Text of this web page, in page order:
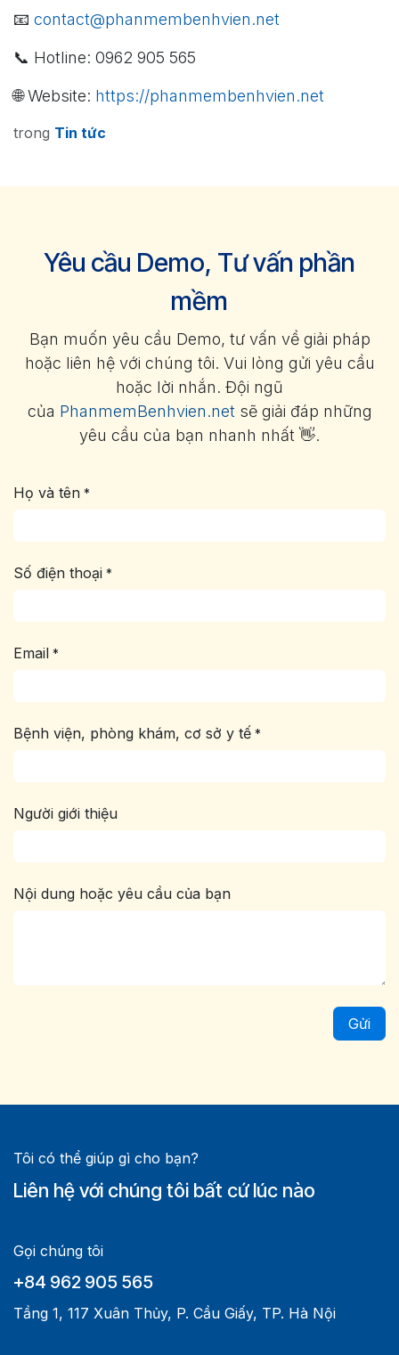
📧 contact@phanmembenhvien.net
📞 Hotline: 0962 905 565
🌐 Website: https://phanmembenhvien.net
trong Tin tức
Yêu cầu Demo, Tư vấn phần
mềm
Bạn muốn yêu cầu Demo, tư vấn về giải pháp
hoặc liên hệ với chúng tôi. Vui lòng gửi yêu cầu
hoặc lời nhắn. Đội ngũ
của PhanmemBenhvien.net sẽ giải đáp những
yêu cầu của bạn nhanh nhất 👋.
Họ và tên *
Số điện thoại *
Email *
Bệnh viện, phòng khám, cơ sở y tế *
Người giới thiệu
Nội dung hoặc yêu cầu của bạn
Gửi
Tôi có thể giúp gì cho bạn?
Liên hệ với chúng tôi bất cứ lúc nào
Gọi chúng tôi
+84 962 905 565
Tầng 1, 117 Xuân Thủy, P. Cầu Giấy, TP. Hà Nội